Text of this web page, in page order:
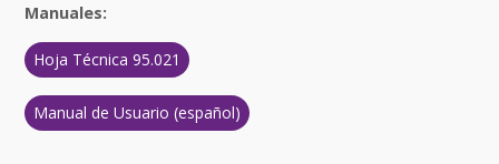
Manuales:
Hoja Técnica 95.021
Manual de Usuario (español)